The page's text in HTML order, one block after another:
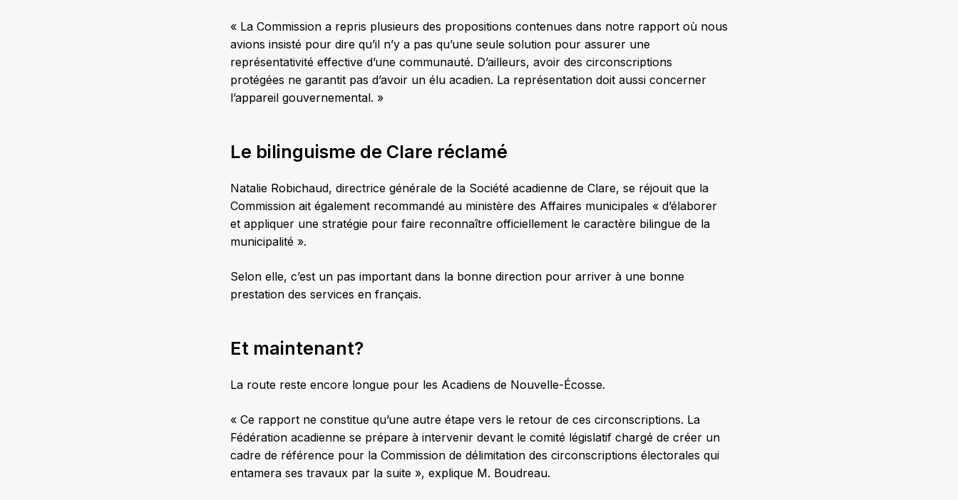
« La Commission a repris plusieurs des propositions contenues dans notre rapport où nous
avions insisté pour dire qu’il n’y a pas qu’une seule solution pour assurer une
représentativité effective d’une communauté. D’ailleurs, avoir des circonscriptions
protégées ne garantit pas d’avoir un élu acadien. La représentation doit aussi concerner
l’appareil gouvernemental. »
Le bilinguisme de Clare réclamé
Natalie Robichaud, directrice générale de la Société acadienne de Clare, se réjouit que la
Commission ait également recommandé au ministère des Affaires municipales « d’élaborer
et appliquer une stratégie pour faire reconnaître officiellement le caractère bilingue de la
municipalité ».
Selon elle, c’est un pas important dans la bonne direction pour arriver à une bonne
prestation des services en français.
Et maintenant?
La route reste encore longue pour les Acadiens de Nouvelle-Écosse.
« Ce rapport ne constitue qu’une autre étape vers le retour de ces circonscriptions. La
Fédération acadienne se prépare à intervenir devant le comité législatif chargé de créer un
cadre de référence pour la Commission de délimitation des circonscriptions électorales qui
entamera ses travaux par la suite », explique M. Boudreau.